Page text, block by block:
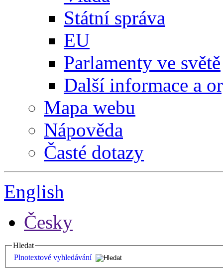
Státní správa
EU
Parlamenty ve světě
Další informace a
Mapa webu
Nápověda
Časté dotazy
English
Česky
Hledat
Plnotextové vyhledávání